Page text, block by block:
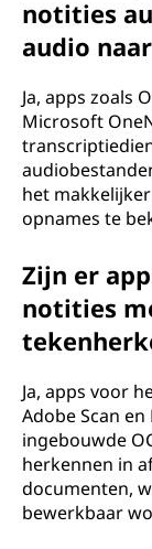
notities
audio
Ja, apps zoals
Microsoft
het
opnames te
Zijn er
notities
Ja, apps voor
Adobe Scan
ingebouwde
herkennen in
documenten,
bewerkbaar